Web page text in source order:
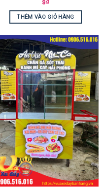
9₫
THÊM VÀO GIỎ HÀNG